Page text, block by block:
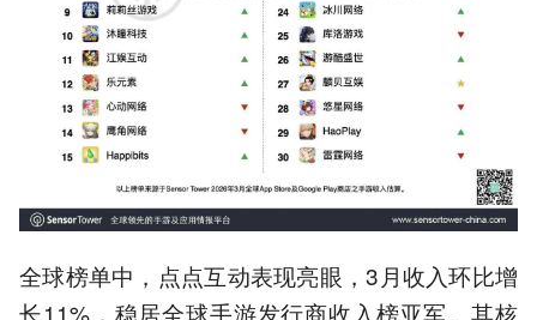
全球榜单中，点点互动表现亮眼，3月收入环比增
长11%，稳居全球手游发行商收入榜亚军。其核